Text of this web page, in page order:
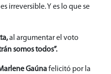
irreversible. Y es lo que se
al argumentar el voto
somos todos”.
Gaúnafelicitó por la